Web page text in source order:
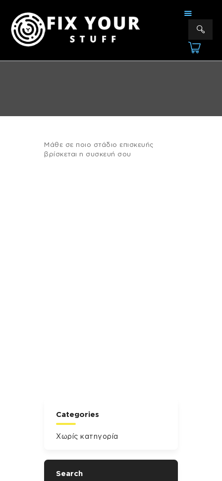
FIX YOUR STUFF
Επισκευές & Πωλήσεις Ηλεκτρονικών Συσκευών &Αξεσουάρ
ΥΠΗΡΕΣΙΕΣ
Μάθε σε ποιο στάδιο επισκευής
βρίσκεται η συσκευή σου
Categories
Χωρίς κατηγορία
Search